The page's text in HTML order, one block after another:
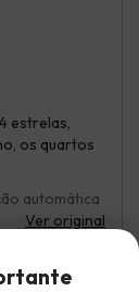
estrelas,
os quartos
automática
Ver original